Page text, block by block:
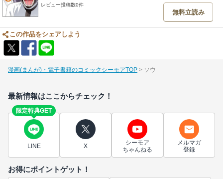
レビュー投稿数0件
無料立読み
この作品をシェアしよう
漫画(まんが)・電子書籍のコミックシーモアTOP ソウ
最新情報はここからチェック！
限定特典GET
LINE X
シーモア
ちゃんねる
メルマガ
登録
お得にポイントゲット！